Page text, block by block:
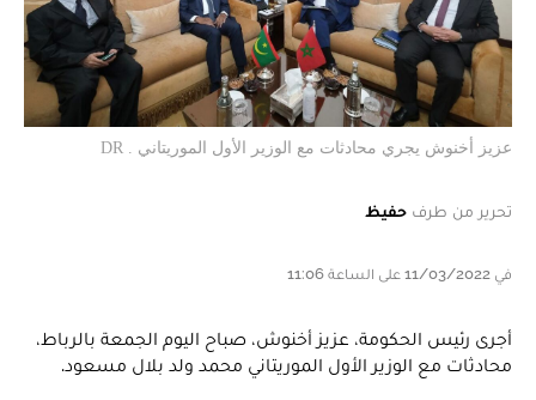
عزيز أخنوش يجري محادثات مع الوزير الأول الموريتاني . DR
تحرير من طرف حفيظ
في 11/03/2022 على الساعة 11:06
أجرى رئيس الحكومة، عزيز أخنوش، صباح اليوم الجمعة بالرباط،
محادثات مع الوزير الأول الموريتاني محمد ولد بلال مسعود.